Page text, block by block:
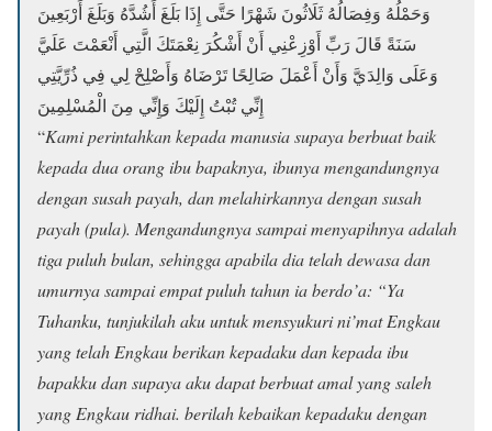
وَحَمْلُهُ وَفِصَالُهُ ثَلَاثُونَ شَهْرًا حَتَّى إِذَا بَلَغَ أَشُدَّهُ وَبَلَغَ أَرْبَعِينَ
سَنَةً قَالَ رَبِّ أَوْزِعْنِي أَنْ أَشْكُرَ نِعْمَتَكَ الَّتِي أَنْعَمْتَ عَلَيَّ
وَعَلَى وَالِدَيَّ وَأَنْ أَعْمَلَ صَالِحًا تَرْضَاهُ وَأَصْلِحْ لِي فِي ذُرِّيَّتِي
إِنِّي تُبْتُ إِلَيْكَ وَإِنِّي مِنَ الْمُسْلِمِينَ
“Kami perintahkan kepada manusia supaya berbuat baik
kepada dua orang ibu bapaknya, ibunya mengandungnya
dengan susah payah, dan melahirkannya dengan susah
payah (pula). Mengandungnya sampai menyapihnya adalah
tiga puluh bulan, sehingga apabila dia telah dewasa dan
umurnya sampai empat puluh tahun ia berdo’a: “Ya
Tuhanku, tunjukilah aku untuk mensyukuri ni’mat Engkau
yang telah Engkau berikan kepadaku dan kepada ibu
bapakku dan supaya aku dapat berbuat amal yang saleh
yang Engkau ridhai. berilah kebaikan kepadaku dengan